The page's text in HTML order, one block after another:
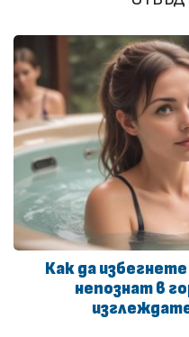
Как да
непознат в